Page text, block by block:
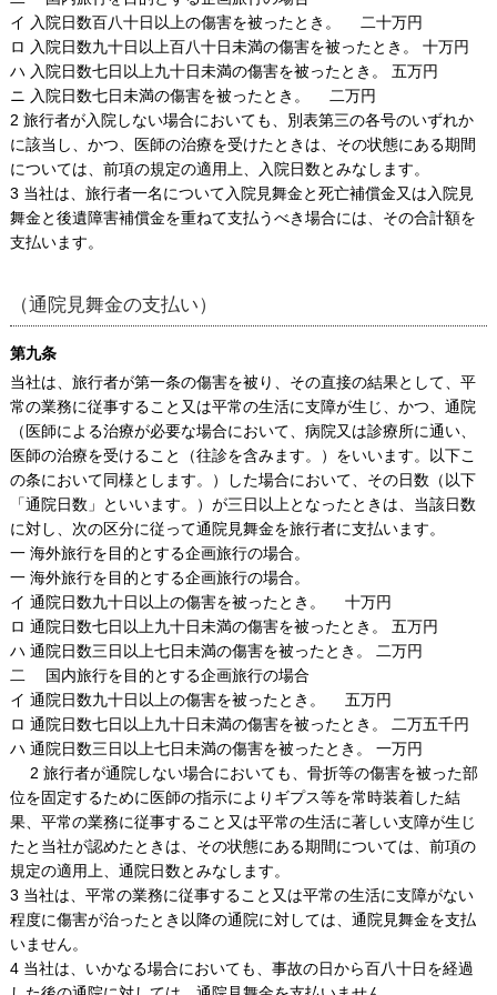
イ 入院日数百八十日以上の傷害を被ったとき。 二十万円
ロ 入院日数九十日以上百八十日未満の傷害を被ったとき。 十万円
ハ 入院日数七日以上九十日未満の傷害を被ったとき。 五万円
ニ 入院日数七日未満の傷害を被ったとき。 二万円
2 旅行者が入院しない場合においても、別表第三の各号のいずれか
に該当し、かつ、医師の治療を受けたときは、その状態にある期間
については、前項の規定の適用上、入院日数とみなします。
3 当社は、旅行者一名について入院見舞金と死亡補償金又は入院見
舞金と後遺障害補償金を重ねて支払うべき場合には、その合計額を
支払います。
（通院見舞金の支払い）
第九条
当社は、旅行者が第一条の傷害を被り、その直接の結果として、平
常の業務に従事すること又は平常の生活に支障が生じ、かつ、通院
（医師による治療が必要な場合において、病院又は診療所に通い、
医師の治療を受けること（往診を含みます。）をいいます。以下こ
の条において同様とします。）した場合において、その日数（以下
「通院日数」といいます。）が三日以上となったときは、当該日数
に対し、次の区分に従って通院見舞金を旅行者に支払います。
一 海外旅行を目的とする企画旅行の場合。
一 海外旅行を目的とする企画旅行の場合。
イ 通院日数九十日以上の傷害を被ったとき。 十万円
ロ 通院日数七日以上九十日未満の傷害を被ったとき。 五万円
ハ 通院日数三日以上七日未満の傷害を被ったとき。 二万円
二 国内旅行を目的とする企画旅行の場合
イ 通院日数九十日以上の傷害を被ったとき。 五万円
ロ 通院日数七日以上九十日未満の傷害を被ったとき。 二万五千円
ハ 通院日数三日以上七日未満の傷害を被ったとき。 一万円
2 旅行者が通院しない場合においても、骨折等の傷害を被った部
位を固定するために医師の指示によりギプス等を常時装着した結
果、平常の業務に従事すること又は平常の生活に著しい支障が生じ
たと当社が認めたときは、その状態にある期間については、前項の
規定の適用上、通院日数とみなします。
3 当社は、平常の業務に従事すること又は平常の生活に支障がない
程度に傷害が治ったとき以降の通院に対しては、通院見舞金を支払
いません。
4 当社は、いかなる場合においても、事故の日から百八十日を経過